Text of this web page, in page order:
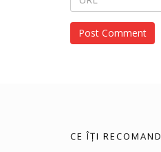
CE ÎȚI RECOMAND